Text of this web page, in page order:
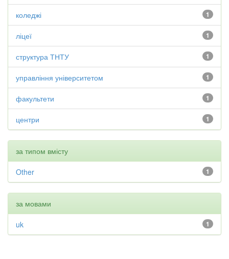
1
коледжі
1
ліцеї
1
структура ТНТУ
1
управління університетом
1
факультети
1
центри
за типом вмісту
1
Other
за мовами
1
uk